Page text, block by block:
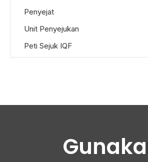
Penyejat
Unit Penyejukan
Peti Sejuk IQF